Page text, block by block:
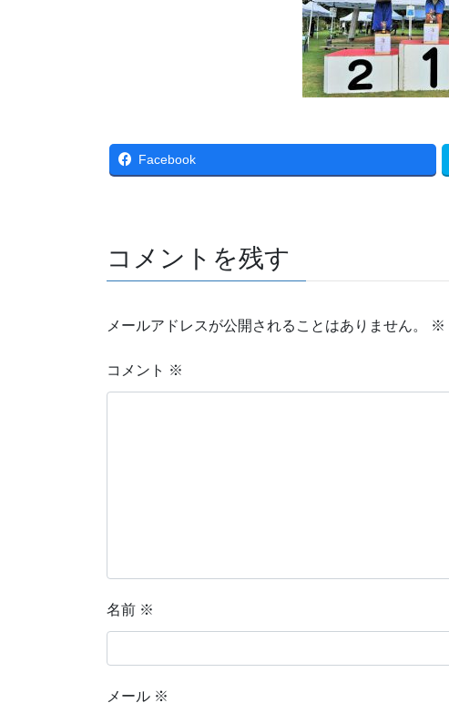
Facebook
コメントを残す
メールアドレスが公開されることはありません。 ※
コメント ※
名前 ※
メール ※